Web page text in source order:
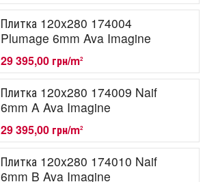
Плитка 120x280 174004
Plumage 6mm Ava Imagine
29 395,00 грн/m2
Плитка 120x280 174009 Naif
6mm A Ava Imagine
29 395,00 грн/m2
Плитка 120x280 174010 Naif
6mm B Ava Imagine